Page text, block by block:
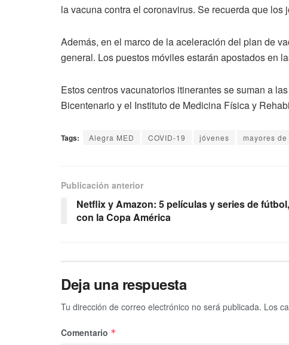
la vacuna contra el coronavirus. Se recuerda que
Además, en el marco de la aceleración del plan de
general. Los puestos móviles estarán apostados en
Estos centros vacunatorios itinerantes se suman a
Bicentenario y el Instituto de Medicina Física y
Tags: Alegra MED COVID-19 jóvenes mayores de
Publicación anterior
Netflix y Amazon: 5 películas y series de
con la Copa América
Deja una respuesta
Tu dirección de correo electrónico no será publicada. Los
Comentario *